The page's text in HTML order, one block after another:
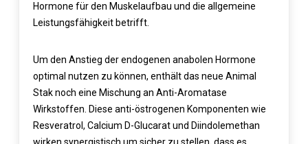
Hormone für den Muskelaufbau und die allgemeine
Leistungsfähigkeit betrifft.
Um den Anstieg der endogenen anabolen Hormone
optimal nutzen zu können, enthält das neue Animal
Stak noch eine Mischung an Anti-Aromatase
Wirkstoffen. Diese anti-östrogenen Komponenten wie
Resveratrol, Calcium D-Glucarat und Diindolemethan